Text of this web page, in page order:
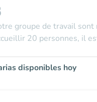
groupe de travail
20 personnes, il
disponibles hoy